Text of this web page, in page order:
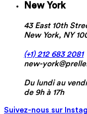
New York
43 East 10th
New York, NY
(+1) 212 683 2081
new-
Du lundi au
de 9h à 17h
Suivez-nous sur